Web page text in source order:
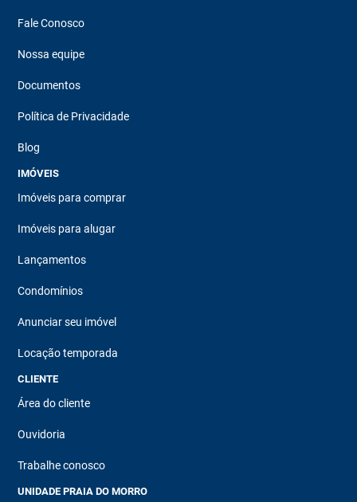
Fale Conosco
Nossa equipe
Documentos
Política de Privacidade
Blog
IMÓVEIS
Imóveis para comprar
Imóveis para alugar
Lançamentos
Condomínios
Anunciar seu imóvel
Locação temporada
CLIENTE
Área do cliente
Ouvidoria
Trabalhe conosco
UNIDADE PRAIA DO MORRO